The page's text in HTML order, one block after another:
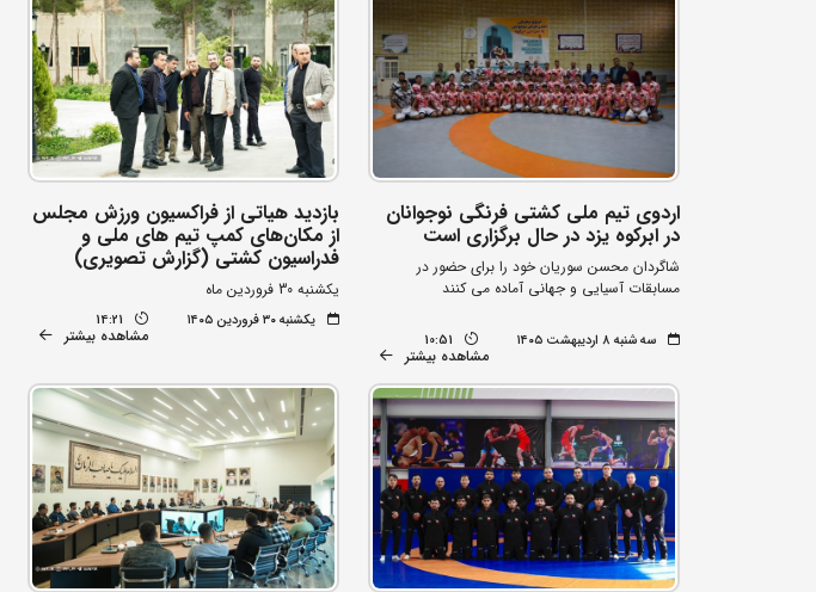
اردوی تیم ملی کشتی فرنگی نوجوانان
در ابرکوه یزد در حال برگزاری است
شاگردان محسن سوریان خود را برای حضور در
مسابقات آسیایی و جهانی آماده می کنند
سه شنبه ۸ اردیبهشت ۱۴۰۵ 10:51
مشاهده بیشتر
بازدید هیاتی از فراکسیون ورزش مجلس
از مکان‌های کمپ تیم های ملی و
فدراسیون کشتی (گزارش تصویری)
یکشنبه 30 فروردین ماه
یکشنبه ۳۰ فروردین ۱۴۰۵ 14:21
مشاهده بیشتر